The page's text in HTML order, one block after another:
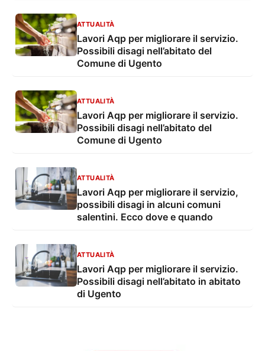
ATTUALITÀ
Lavori Aqp per migliorare il servizio.
Possibili disagi nell’abitato del
Comune di Ugento
ATTUALITÀ
Lavori Aqp per migliorare il servizio.
Possibili disagi nell’abitato del
Comune di Ugento
ATTUALITÀ
Lavori Aqp per migliorare il servizio,
possibili disagi in alcuni comuni
salentini. Ecco dove e quando
ATTUALITÀ
Lavori Aqp per migliorare il servizio.
Possibili disagi nell’abitato in abitato
di Ugento